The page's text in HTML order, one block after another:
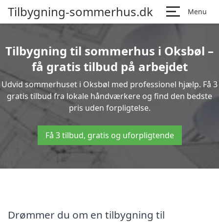
Tilbygning-sommerhus.dk Menu
Tilbygning til sommerhus i Oksbøl –
få gratis tilbud på arbejdet
Udvid sommerhuset i Oksbøl med professionel hjælp. Få 3
gratis tilbud fra lokale håndværkere og find den bedste
pris uden forpligtelse.
Få 3 tilbud, gratis og uforpligtende
Drømmer du om en tilbygning til